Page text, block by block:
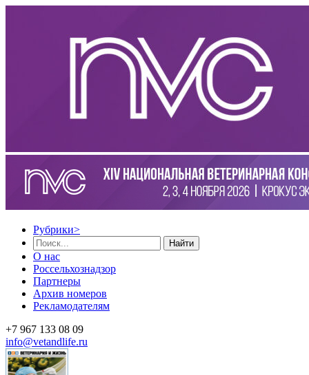
Рубрики>
Найти
О нас
Россельхознадзор
Партнеры
Архив номеров
Рекламодателям
+7 967 133 08 09
info@vetandlife.ru